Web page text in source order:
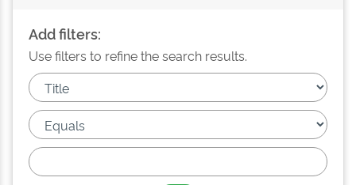
Add filters:
Use filters to refine the search results.